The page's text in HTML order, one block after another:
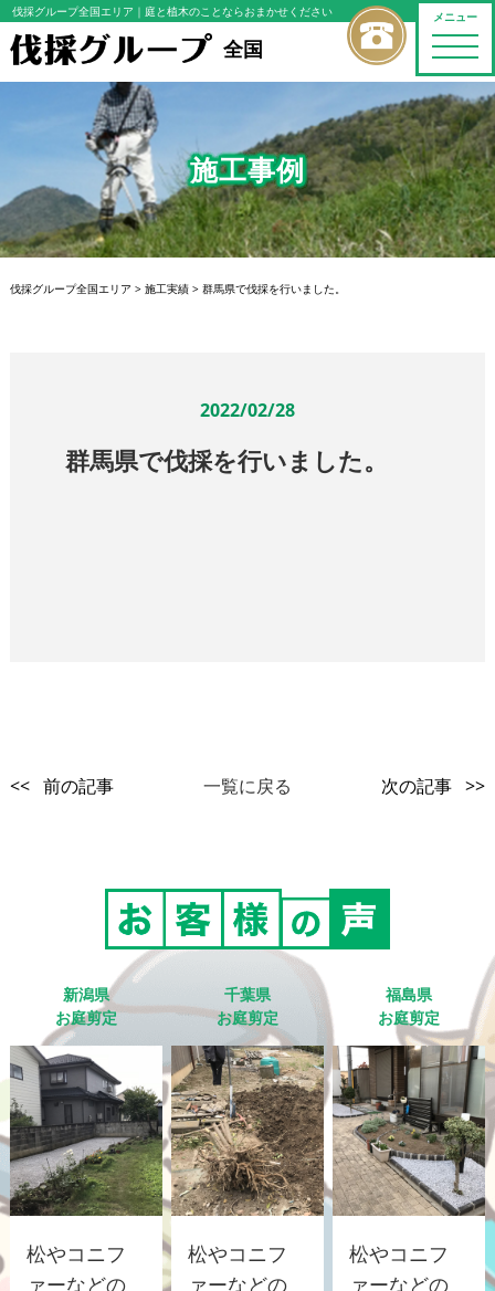
メニュー
toggle
伐採グループ全国エリア ｜庭と植木のことならおまかせください
全国
施工事例
伐採グループ全国エリア > 施工実績> 群馬県で伐採を行いました。
2022/02/28
群馬県で伐採を行いました。
<< 前の記事 一覧に戻る 次の記事 >>
新潟県
お庭剪定
松やコニフ
ァーなどの
千葉県
お庭剪定
松やコニフ
ァーなどの
福島県
お庭剪定
松やコニフ
ァーなどの